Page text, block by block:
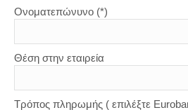
Ονοματεπώνυνο (*)
Θέση στην εταιρεία
Τρόπος πληρωμής ( επιλέξτε